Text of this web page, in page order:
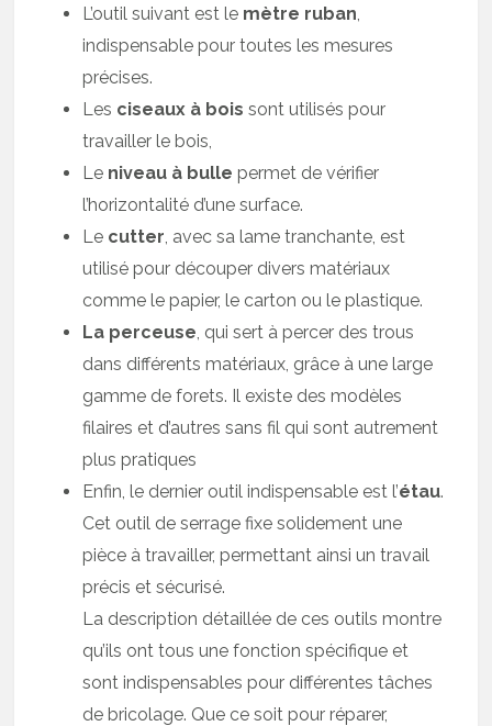
L’outil suivant est le mètre ruban
indispensable pour toutes les mesures
précises.
Les ciseaux à bois sont utilisés pour
travailler le bois,
Le niveau à bulle permet de vérifier
l’horizontalité d’une surface.
Le cutter , avec sa lame tranchante, est
utilisé pour découper divers matériaux
comme le papier, le carton ou le plastique.
La perceuse , qui sert à percer des trous
dans différents matériaux, grâce à une large
gamme de forets. Il existe des modèles
filaires et d’autres sans fil qui sont autrement
plus pratiques
Enfin, le dernier outil indispensable est l’étau.
Cet outil de serrage fixe solidement une
pièce à travailler, permettant ainsi un travail
précis et sécurisé.
La description détaillée de ces outils montre
qu’ils ont tous une fonction spécifique et
sont indispensables pour différentes tâches
de bricolage. Que ce soit pour réparer,